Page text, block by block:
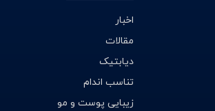
اخبار
مقالات
دیابتیک
تناسب اندام
زیبایی پوست و مو